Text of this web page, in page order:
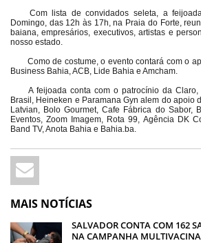
Com lista de convidados seleta, a
Domingo, das 12h às 17h, na Praia do Forte,
baiana, empresários, executivos, artistas e
nosso estado.
Como de costume, o evento contará com o
Business Bahia, ACB, Lide Bahia e Amcham.
A feijoada conta com o patrocínio da
Brasil, Heineken e Paramana Gyn alem do apoio
Latvian, Bolo Gourmet, Cafe Fábrica do Sabor,
Eventos, Zoom Imagem, Rota 99, Agência DK
Band TV, Anota Bahia e Bahia.ba.
MAIS NOTÍCIAS
SALVADOR CONTA COM 162
NA CAMPANHA